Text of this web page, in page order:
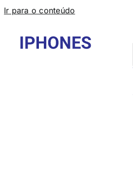
Ir para o conteúdo